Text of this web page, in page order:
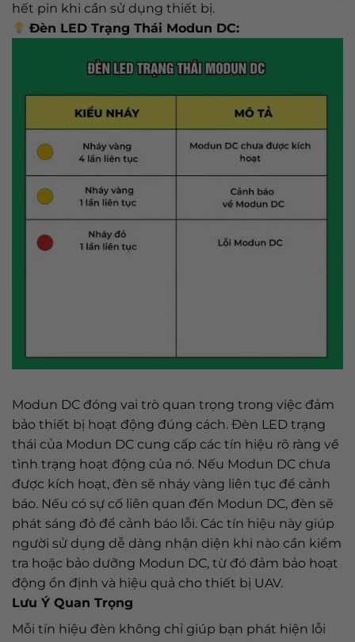
hết pin khi cần sử dụng thiết bị.
Đèn LED Trạng Thái Modun DC:
Modun DC đóng vai trò quan trọng trong việc đảm
bảo thiết bị hoạt động đúng cách. Đèn LED trạng
thái của Modun DC cung cấp các tín hiệu rõ ràng về
tình trạng hoạt động của nó. Nếu Modun DC chưa
được kích hoạt, đèn sẽ nháy vàng liên tục để cảnh
báo. Nếu có sự cố liên quan đến Modun DC, đèn sẽ
phát sáng đỏ để cảnh báo lỗi. Các tín hiệu này giúp
người sử dụng dễ dàng nhận diện khi nào cần kiểm
tra hoặc bảo dưỡng Modun DC, từ đó đảm bảo hoạt
động ổn định và hiệu quả cho thiết bị UAV.
Lưu Ý Quan Trọng
Mỗi tín hiệu đèn không chỉ giúp bạn phát hiện lỗi